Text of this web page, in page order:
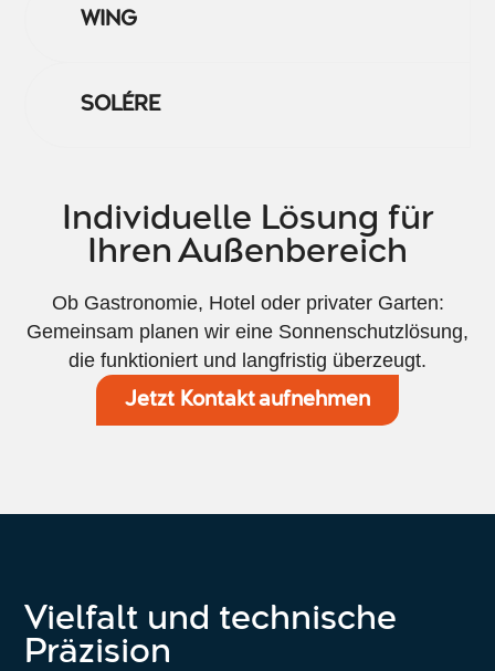
WING
SOLÉRE
Individuelle Lösung für
Ihren Außenbereich
Ob Gastronomie, Hotel oder privater Garten:
Gemeinsam planen wir eine Sonnenschutzlösung,
die funktioniert und langfristig überzeugt.
Jetzt Kontakt aufnehmen
Vielfalt und technische
Präzision